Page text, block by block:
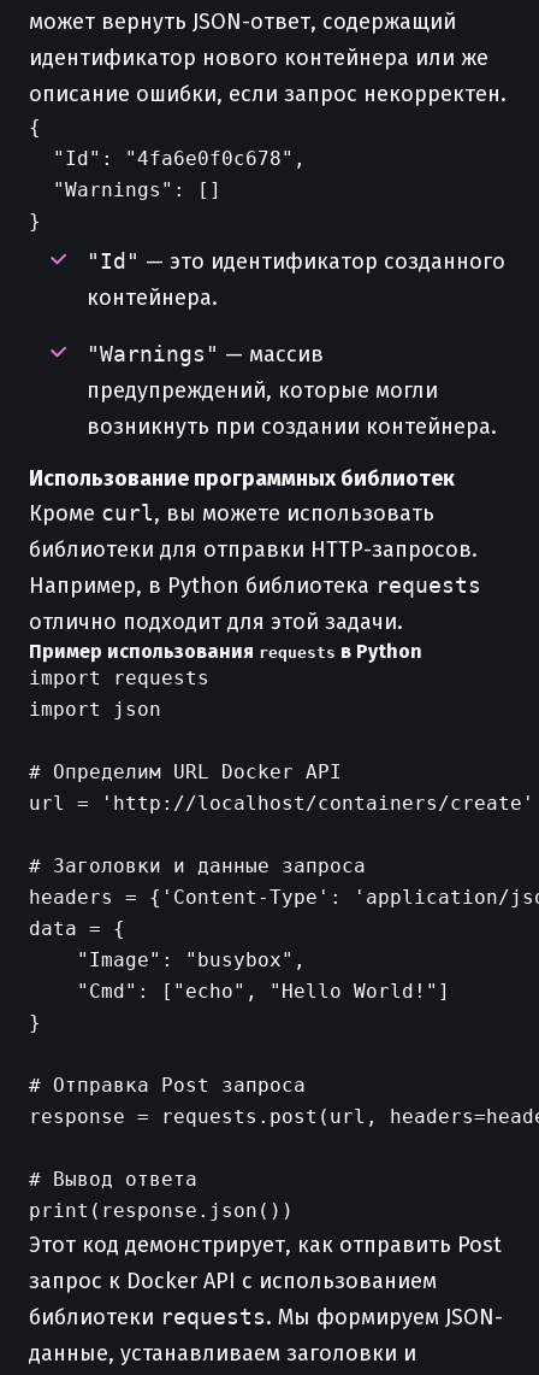
может вернуть JSON-ответ, содержащий
идентификатор нового контейнера или же
описание ошибки, если запрос некорректен.
{
  "Id": "4fa6e0f0c678",
  "Warnings": []
"Id" — это идентификатор созданного
контейнера.
"Warnings" — массив
предупреждений, которые могли
возникнуть при создании контейнера.
Использование программных библиотек
Кроме curl, вы можете использовать
библиотеки для отправки HTTP-запросов.
Например, в Python библиотека requests
отлично подходит для этой задачи.
Пример использования requests в Python
import requests
import json
# Определим URL Docker API
url = 'http://localhost/containers/create'
# Заголовки и данные запроса
headers = {'Content-Type': 'application/
data = {
    "Image": "busybox",
    "Cmd": ["echo", "Hello World!"]
}
# Отправка Post запроса
response = requests.post(url,
# Вывод ответа
Этот код демонстрирует, как отправить Post
запрос к Docker API с использованием
библиотеки requests. Мы формируем JSON-
данные, устанавливаем заголовки и